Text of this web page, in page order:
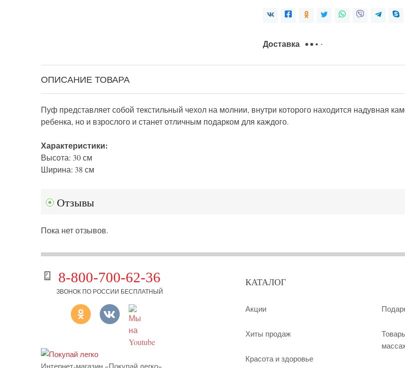
Доставка
ОПИСАНИЕ ТОВАРА
Пуф представляет собой текстильный чехол на молнии, внутри которого находится надувная
ребенка, но и взрослого и станет отличным подарком для каждого.
Характеристики:
Высота: 30 см
Ширина: 38 см
Отзывы
Пока нет отзывов.
8-800-700-62-36
ЗВОНОК ПО РОССИИ БЕСПЛАТНЫЙ
КАТАЛОГ
Акции
Хиты продаж
Красота и здоровье